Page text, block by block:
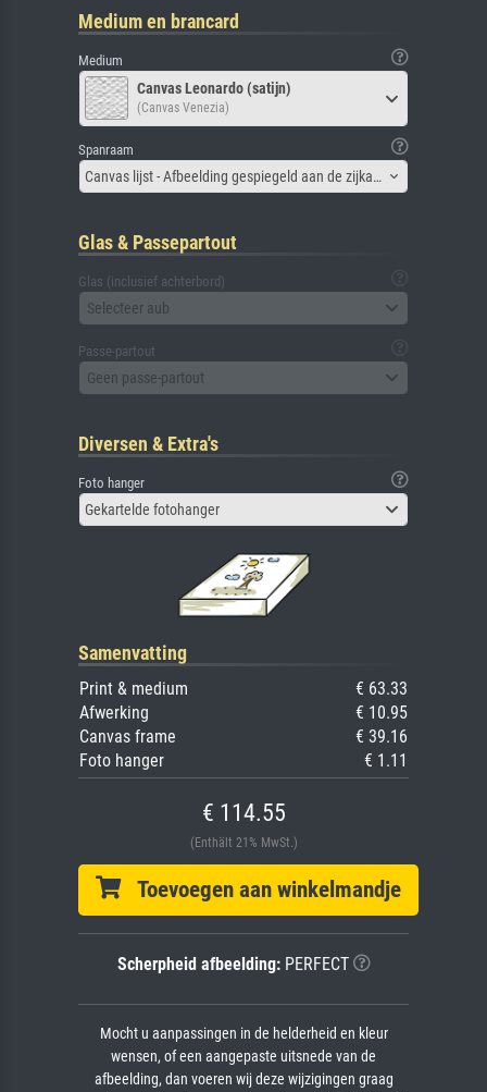
Medium en brancard
Medium
Canvas Leonardo (satijn)
(Canvas Venezia)
Spanraam
Canvas lijst - Afbeelding gespiegeld aan de zijkant
Glas & Passepartout
Glas (inclusief achterbord)
Selecteer aub
Passe-partout
Geen passe-partout
Diversen & Extra's
Foto hanger
Gekartelde fotohanger
Samenvatting
Print & medium
€ 63.33
Afwerking
€ 10.95
Canvas frame
€ 39.16
Foto hanger
€ 1.11
€ 114.55
(Enthält 21% MwSt.)
Toevoegen aan winkelmandje
Scherpheid afbeelding:PERFECT
Mocht u aanpassingen in de helderheid en kleur
wensen, of een aangepaste uitsnede van de
afbeelding, dan voeren wij deze wijzigingen graag